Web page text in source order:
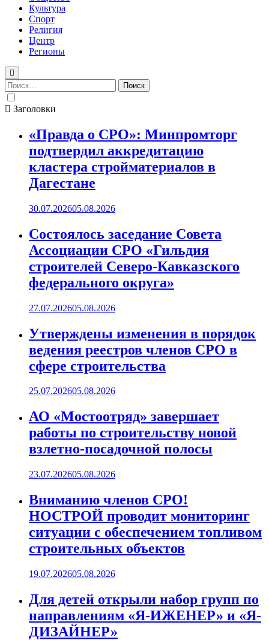
Культура
Спорт
Религия
Центр
Регионы
Найти:
Заголовки
«Правда о СРО»: Минпромторг
подтвердил аккредитацию
кластера стройматериалов в
Дагестане
30.07.202605.08.2026
Состоялось заседание Совета
Ассоциации СРО «Гильдия
строителей Северо-Кавказского
федерального округа»
27.07.202605.08.2026
Утверждены изменения в порядок
ведения реестров членов СРО в
сфере строительства
25.07.202605.08.2026
АО «Мостоотряд» завершает
работы по строительству новой
взлетно-посадочной полосы
23.07.202605.08.2026
Вниманию членов СРО!
НОСТРОЙ проводит мониторинг
ситуации с обеспечением топливом
строительных объектов
19.07.202605.08.2026
Для детей открыли набор групп по
направлениям «Я-ИЖЕНЕР» и «Я-
ДИЗАЙНЕР»